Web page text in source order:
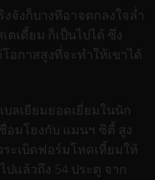
จังก็บางทีอาจตกลงใจล่ำ
เดี้ยม ก็เป็นไปได้ ซึ่ง
โอกาสสูงที่จะทำให้เขาได้
ลเยียมยอดเยี่ยมในนัก
อมโยงกับ แมนฯ ซิตี้ สูง
ะเบิดฟอร์มโหดเหี้ยมให้
ปแล้วถึง 54 ประตู จาก